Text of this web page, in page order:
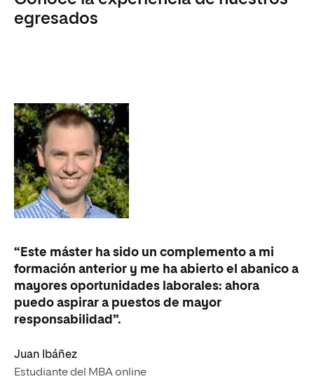
egresados
“Este máster ha sido un complemento a mi
formación anterior y me ha abierto el abanico a
mayores oportunidades laborales: ahora
puedo aspirar a puestos de mayor
responsabilidad”.
Juan Ibáñez
Estudiante del MBA online